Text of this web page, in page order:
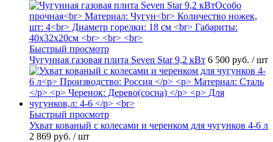
Быстрый просмотр
Чугунная газовая плита Seven Star 9,2 кВт 6 500 руб. / шт
Быстрый просмотр
Ухват кованый с колесами и черенком для чугунков 4-6 л
2 869 руб. / шт